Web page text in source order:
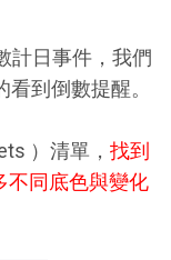
計日事件，我們
到倒數提醒。
）清單， 找到
不同底色與變化